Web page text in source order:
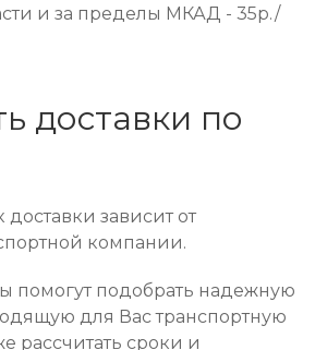
и за пределы МКАД - 35р./
доставки по
зависит от
компании.
подобрать надежную
для Вас транспортную
рассчитать сроки и